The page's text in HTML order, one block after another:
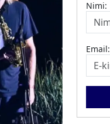
Nimi:
Email: